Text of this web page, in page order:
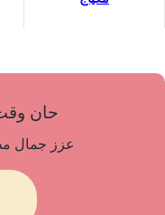
حان
عزز جمال